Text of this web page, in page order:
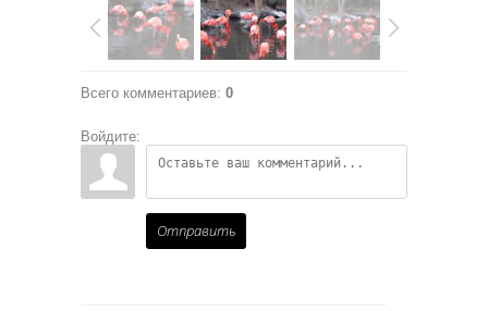
Всего комментариев: 0
Войдите:
Отправить